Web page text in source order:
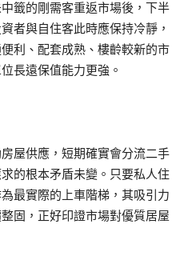
籤的剛需客重返市場後，下半
者與自住客此時應保持冷靜，
利、配套成熟、樓齡較新的市
長遠保值能力更強。
屋供應，短期確實會分流二手
的根本矛盾未變。只要私人住
最實際的上車階梯，其吸引力
固，正好印證市場對優質居屋